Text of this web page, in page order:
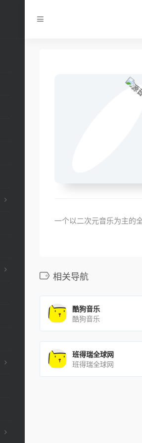
一个以二次元音乐为主的
相关导航
酷狗音乐
酷狗音乐
班得瑞全球网
班得瑞全球网